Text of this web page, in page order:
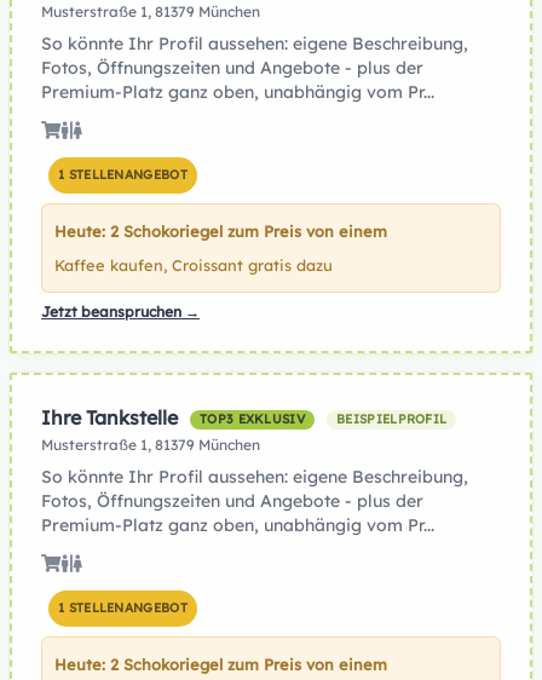
Musterstraße 1, 81379 München
So könnte Ihr Profil aussehen: eigene Beschreibung,
Fotos, Öffnungszeiten und Angebote - plus der
Premium-Platz ganz oben, unabhängig vom Pr...
1 STELLENANGEBOT
Heute: 2 Schokoriegel zum Preis von einem
Kaffee kaufen, Croissant gratis dazu
Jetzt beanspruchen →
Ihre Tankstelle TOP3 EXKLUSIV BEISPIELPROFIL
Musterstraße 1, 81379 München
So könnte Ihr Profil aussehen: eigene Beschreibung,
Fotos, Öffnungszeiten und Angebote - plus der
Premium-Platz ganz oben, unabhängig vom Pr...
1 STELLENANGEBOT
Heute: 2 Schokoriegel zum Preis von einem